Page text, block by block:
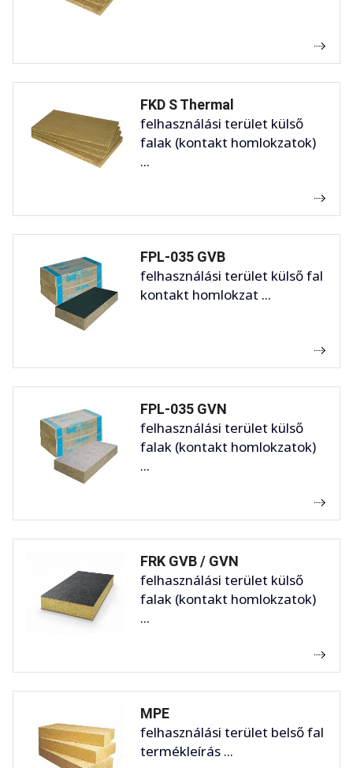
FKD S Thermal
felhasználási terület külső
falak (kontakt homlokzatok)
...
FPL-035 GVB
felhasználási terület külső fal
kontakt homlokzat ...
FPL-035 GVN
felhasználási terület külső
falak (kontakt homlokzatok)
...
FRK GVB / GVN
felhasználási terület külső
falak (kontakt homlokzatok)
...
MPE
felhasználási terület belső fal
termékleírás ...